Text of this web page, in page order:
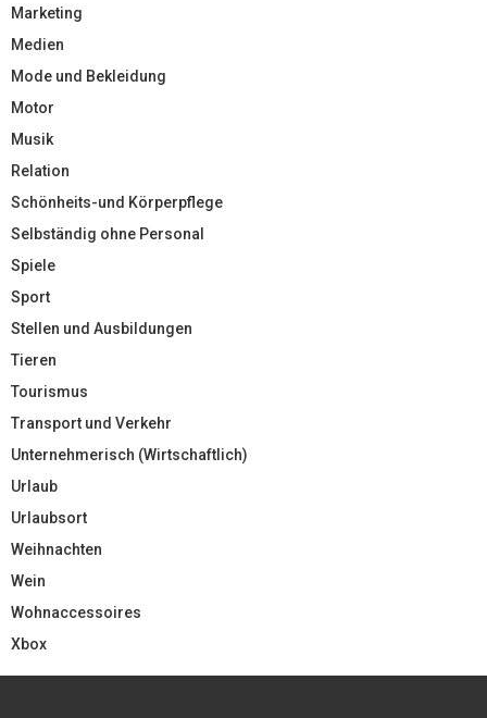
Marketing
Medien
Mode und Bekleidung
Motor
Musik
Relation
Schönheits-und Körperpflege
Selbständig ohne Personal
Spiele
Sport
Stellen und Ausbildungen
Tieren
Tourismus
Transport und Verkehr
Unternehmerisch (Wirtschaftlich)
Urlaub
Urlaubsort
Weihnachten
Wein
Wohnaccessoires
Xbox